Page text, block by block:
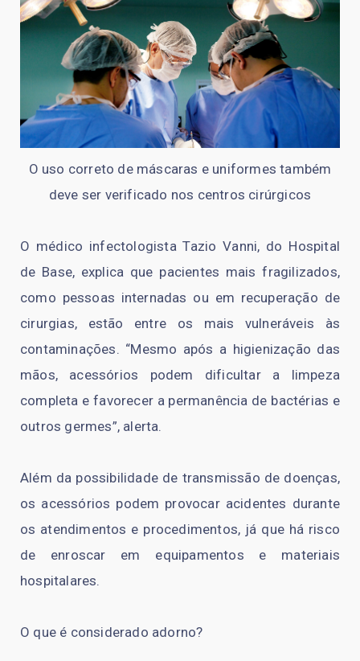
O uso correto de máscaras e uniformes também
deve ser verificado nos centros cirúrgicos
O médico infectologista Tazio Vanni, do Hospital
de Base, explica que pacientes mais fragilizados,
como pessoas internadas ou em recuperação de
cirurgias, estão entre os mais vulneráveis às
contaminações. “Mesmo após a higienização das
mãos, acessórios podem dificultar a limpeza
completa e favorecer a permanência de bactérias e
outros germes”, alerta.
Além da possibilidade de transmissão de doenças,
os acessórios podem provocar acidentes durante
os atendimentos e procedimentos, já que há risco
de enroscar em equipamentos e materiais
hospitalares.
O que é considerado adorno?